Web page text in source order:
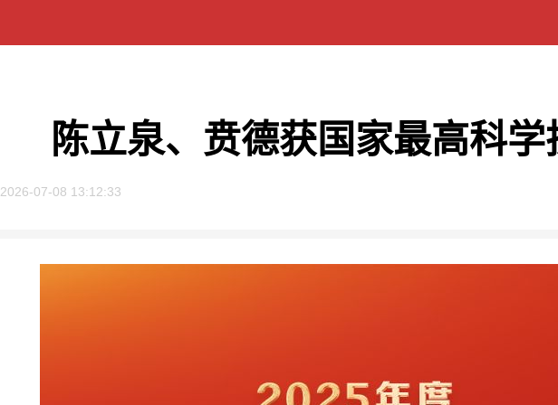
陈立泉、贲德获国家最高科学
2026-07-08 13:12:33